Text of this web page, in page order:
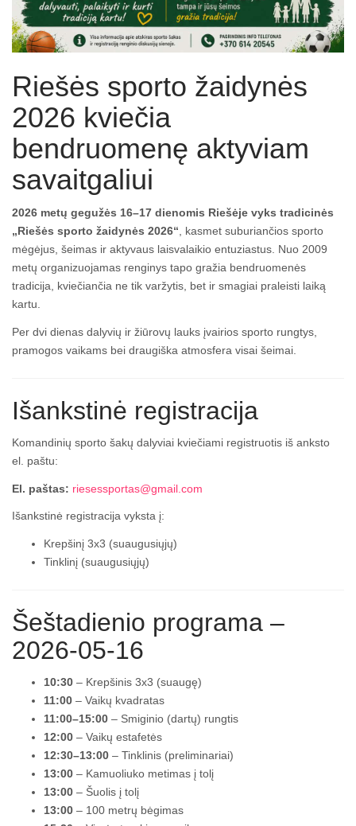
Riešės sporto žaidynės
2026 kviečia
bendruomenę aktyviam
savaitgaliui
2026 metų gegužės 16–17 dienomis Riešėje vyks tradicinės
„Riešės sporto žaidynės 2026“ , kasmet suburiančios sporto
mėgėjus, šeimas ir aktyvaus laisvalaikio entuziastus. Nuo 2009
metų organizuojamas renginys tapo gražia bendruomenės
tradicija, kviečiančia ne tik varžytis, bet ir smagiai praleisti laiką
kartu.
Per dvi dienas dalyvių ir žiūrovų lauks įvairios sporto rungtys,
pramogos vaikams bei draugiška atmosfera visai šeimai.
Išankstinė registracija
Komandinių sporto šakų dalyviai kviečiami registruotis iš anksto
el. paštu:
El. paštas: riesessportas@gmail.com
Išankstinė registracija vyksta į:
Krepšinį 3x3 (suaugusiųjų)
Tinklinį (suaugusiųjų)
Šeštadienio programa –
2026-05-16
10:30 – Krepšinis 3x3 (suaugę)
11:00 – Vaikų kvadratas
11:00–15:00 – Smiginio (dartų) rungtis
12:00 – Vaikų estafetės
12:30–13:00 – Tinklinis (preliminariai)
13:00 – Kamuoliuko metimas į tolį
13:00 – Šuolis į tolį
13:00 – 100 metrų bėgimas